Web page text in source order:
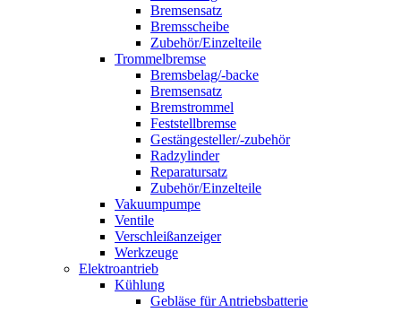
Bremsensatz
Bremsscheibe
Zubehör/Einzelteile
Trommelbremse
Bremsbelag/-backe
Bremsensatz
Bremstrommel
Feststellbremse
Gestängesteller/-zubehör
Radzylinder
Reparatursatz
Zubehör/Einzelteile
Vakuumpumpe
Ventile
Verschleißanzeiger
Werkzeuge
Elektroantrieb
Kühlung
Gebläse für Antriebsbatterie